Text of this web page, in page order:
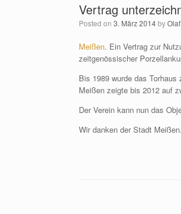
Vertrag
Posted on 3. März 2014by
Meißen. Ein Vertrag zur
zeitgenössischer
Bis 1989 wurde das
Meißen zeigte bis 2012 auf
Der Verein kann nun das
Wir danken der Stadt Meißen.